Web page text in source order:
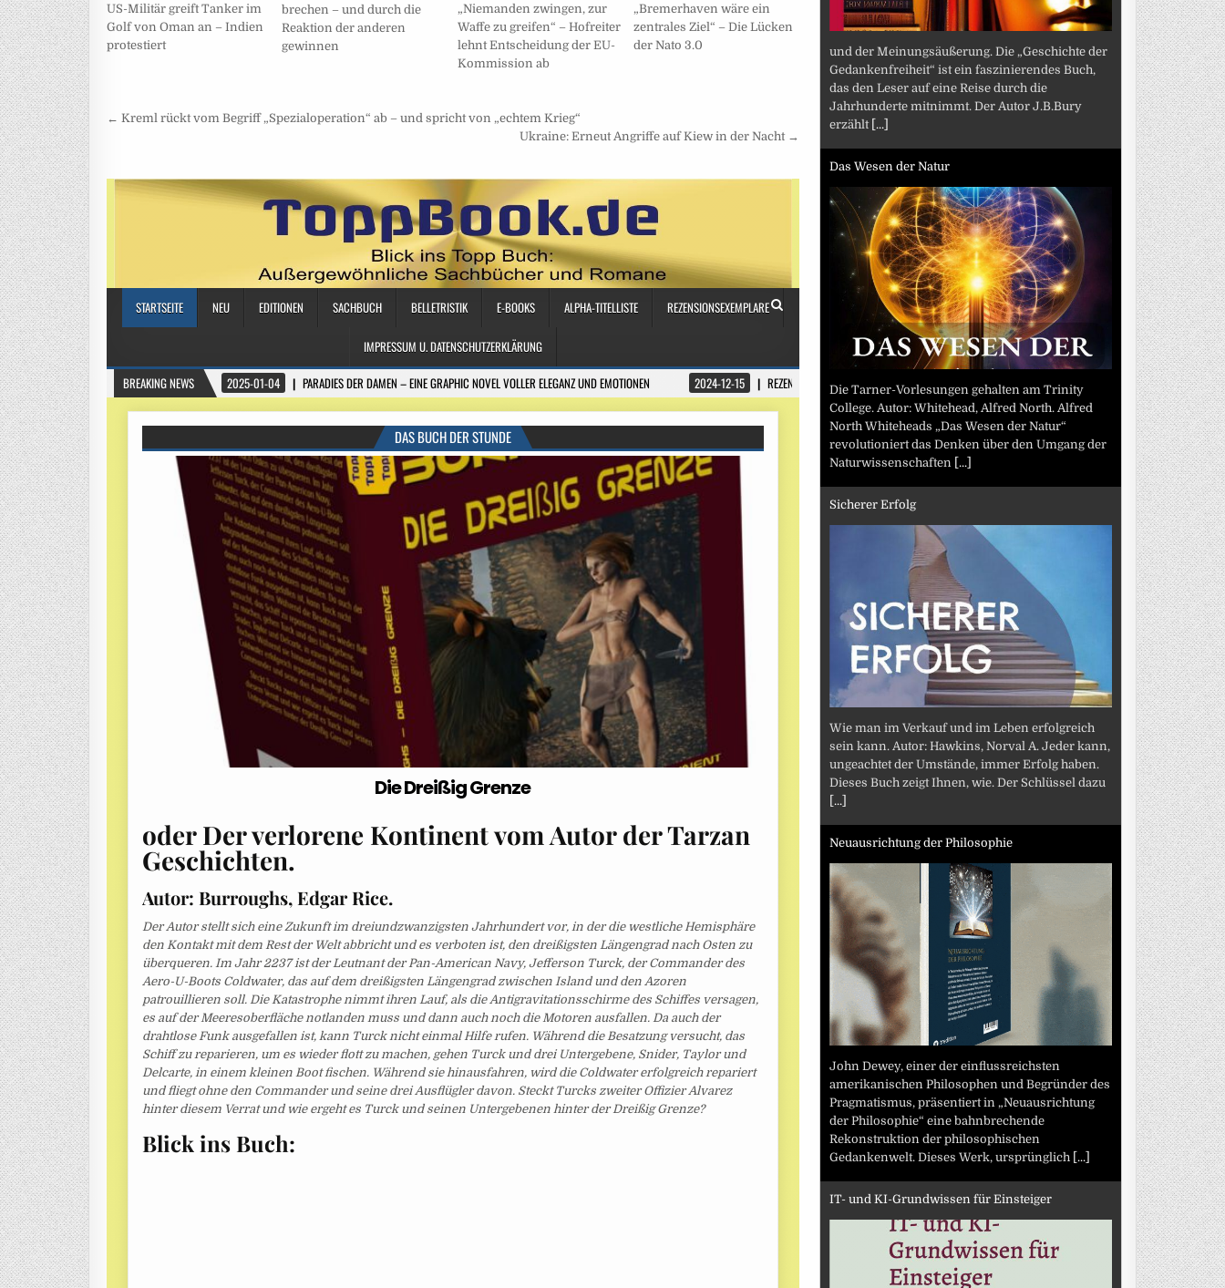
US-Militär greift Tanker im
Golf von Oman an – Indien
protestiert
brechen – und durch die
Reaktion der anderen
gewinnen
„Niemanden zwingen, zur
Waffe zu greifen“ – Hofreiter
lehnt Entscheidung der EU-
Kommission ab
„Bremerhaven wäre ein
zentrales Ziel“ – Die Lücken
der Nato 3.0
Beitragsnavigation
← Kreml rückt vom Begriff „Spezialoperation“ ab – und spricht von „echtem Krieg“
Ukraine: Erneut Angriffe auf Kiew in der Nacht →
und der Meinungsäußerung. Die „Geschichte der
Gedankenfreiheit“ ist ein faszinierendes Buch,
das den Leser auf eine Reise durch die
Jahrhunderte mitnimmt. Der Autor J.B.Bury
erzählt [...]
Das Wesen der Natur
Die Tarner-Vorlesungen gehalten am Trinity
College. Autor: Whitehead, Alfred North. Alfred
North Whiteheads „Das Wesen der Natur“
revolutioniert das Denken über den Umgang der
Naturwissenschaften [...]
Sicherer Erfolg
Wie man im Verkauf und im Leben erfolgreich
sein kann. Autor: Hawkins, Norval A. Jeder kann,
ungeachtet der Umstände, immer Erfolg haben.
Dieses Buch zeigt Ihnen, wie. Der Schlüssel dazu
[...]
Neuausrichtung der Philosophie
John Dewey, einer der einflussreichsten
amerikanischen Philosophen und Begründer des
Pragmatismus, präsentiert in „Neuausrichtung
der Philosophie“ eine bahnbrechende
Rekonstruktion der philosophischen
Gedankenwelt. Dieses Werk, ursprünglich [...]
IT- und KI-Grundwissen für Einsteiger